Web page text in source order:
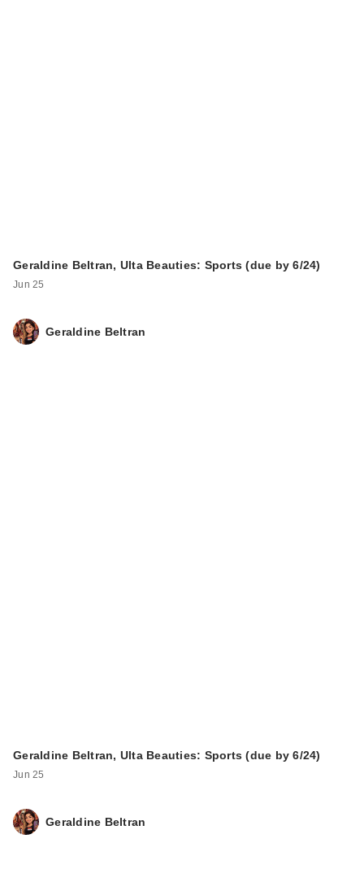
Geraldine Beltran, Ulta Beauties: Sports (due by 6/24)
Jun 25
Geraldine Beltran
Geraldine Beltran, Ulta Beauties: Sports (due by 6/24)
Jun 25
Geraldine Beltran